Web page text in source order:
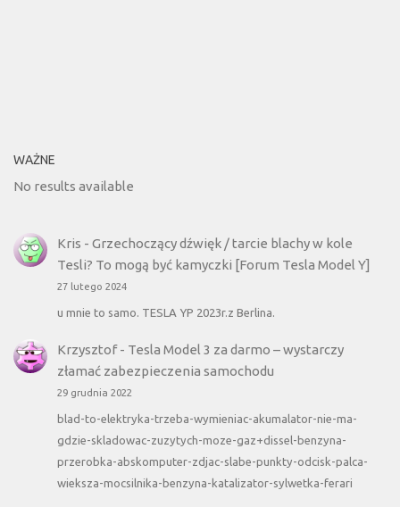
WAŻNE
No results available
Kris - Grzechoczący dźwięk / tarcie blachy w kole
Tesli? To mogą być kamyczki [Forum Tesla Model Y]
27 lutego 2024
u mnie to samo. TESLA YP 2023r.z Berlina.
Krzysztof- Tesla Model 3 za darmo – wystarczy
złamać zabezpieczenia samochodu
29 grudnia 2022
blad-to-elektryka-trzeba-wymieniac-akumalator-nie-ma-
gdzie-skladowac-zuzytych-moze-gaz+dissel-benzyna-
przerobka-abskomputer-zdjac-slabe-punkty-odcisk-palca-
wieksza-mocsilnika-benzyna-katalizator-sylwetka-ferari